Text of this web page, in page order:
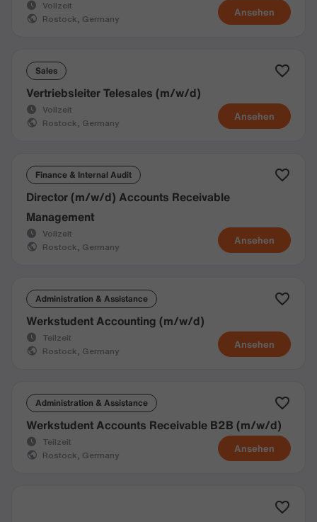
Ansehen
Vollzeit
Rostock, Germany
Sales
Ansehen
Vertriebsleiter Telesales (m/w/d)
Vollzeit
Rostock, Germany
Finance & Internal Audit
Ansehen
Director (m/w/d) Accounts Receivable
Management
Vollzeit
Rostock, Germany
Administration & Assistance
Ansehen
Werkstudent Accounting (m/w/d)
Teilzeit
Rostock, Germany
Administration & Assistance
Ansehen
Werkstudent Accounts Receivable B2B (m/w/d)
Teilzeit
Rostock, Germany